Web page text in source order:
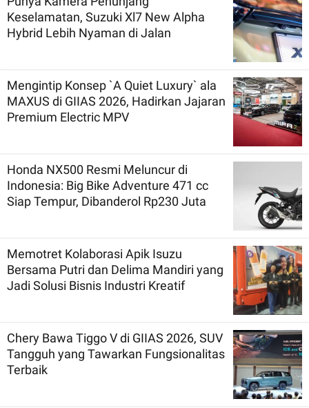
Keselamatan, Suzuki Xl7 New Alpha
Hybrid Lebih Nyaman di Jalan
Mengintip Konsep `A Quiet Luxury` ala
MAXUS di GIIAS 2026, Hadirkan Jajaran
Premium Electric MPV
Honda NX500 Resmi Meluncur di
Indonesia: Big Bike Adventure 471 cc
Siap Tempur, Dibanderol Rp230 Juta
Memotret Kolaborasi Apik Isuzu
Bersama Putri dan Delima Mandiri yang
Jadi Solusi Bisnis Industri Kreatif
Chery Bawa Tiggo V di GIIAS 2026, SUV
Tangguh yang Tawarkan Fungsionalitas
Terbaik